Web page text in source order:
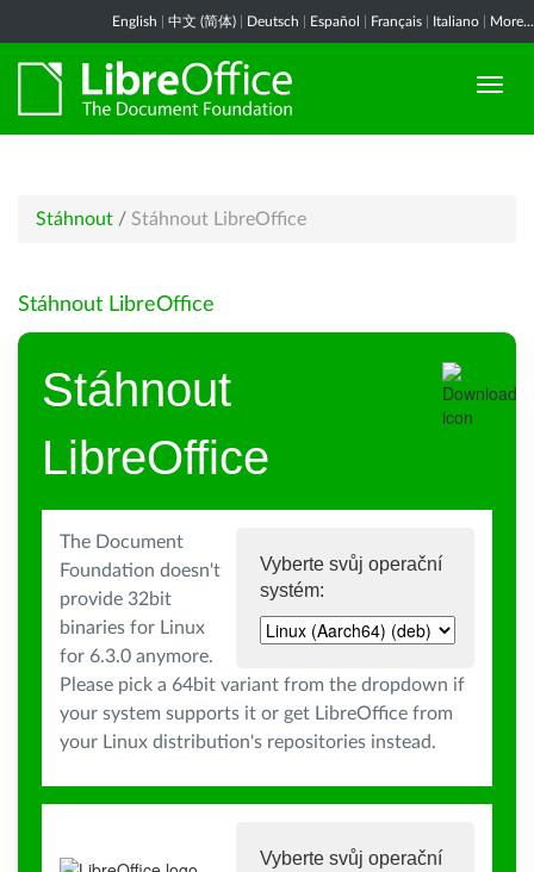
English 中文 (简体) Deutsch Español Français Italiano More...
Stáhnout / Stáhnout LibreOffice
Stáhnout LibreOffice
Stáhnout
LibreOffice
Vyberte svůj operační
systém:
The Document
Foundation doesn't
provide 32bit
binaries for Linux
for 6.3.0 anymore.
Please pick a 64bit variant from the dropdown if
your system supports it or get LibreOffice from
your Linux distribution's repositories instead.
Vyberte svůj operační